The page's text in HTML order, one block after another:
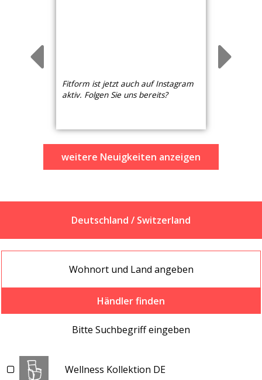
Fitform ist jetzt auch auf Instagram
aktiv. Folgen Sie uns bereits?
weitere Neuigkeiten anzeigen
Deutschland / Switzerland
Händler finden
Bitte Suchbegriff eingeben
Wellness Kollektion DE